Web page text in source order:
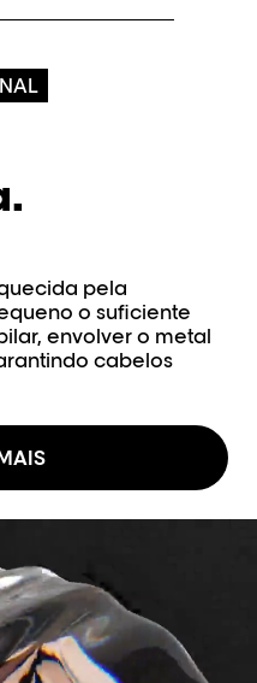
pela
o suficiente
envolver o metal
cabelos